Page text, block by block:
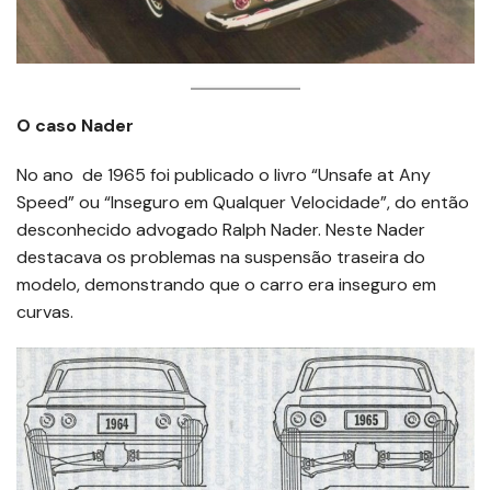
O caso Nader
No ano de 1965 foi publicado o livro “Unsafe at Any
Speed” ou “Inseguro em Qualquer Velocidade”, do então
desconhecido advogado Ralph Nader. Neste Nader
destacava os problemas na suspensão traseira do
modelo, demonstrando que o carro era inseguro em
curvas.